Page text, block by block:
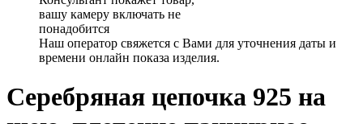
вашу камеру включать не
понадобится
Наш оператор свяжется с Вами для уточнения даты и
времени онлайн показа изделия.
Серебряная цепочка 925 на